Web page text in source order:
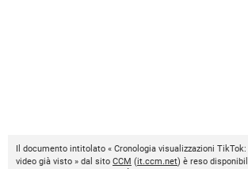
Il documento intitolato « Cronologia visualizzazioni
video già visto » dal sito CCM (it.ccm.net) è reso